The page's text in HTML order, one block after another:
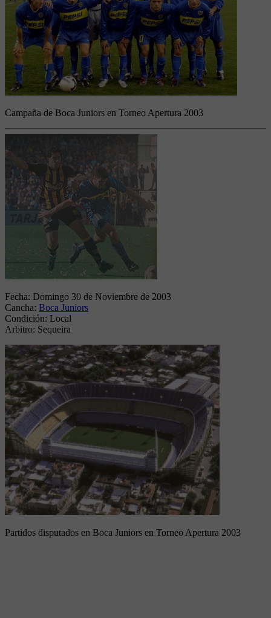
Campaña de Boca Juniors en Torneo Apertura 2003
Fecha: Domingo 30 de Noviembre de 2003
Cancha: Boca Juniors
Condición: Local
Arbitro: Sequeira
Partidos disputados en Boca Juniors en Torneo Apertura 2003